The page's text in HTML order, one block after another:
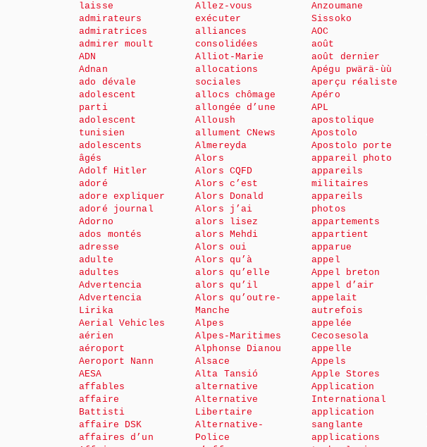
laisse
admirateurs
admiratrices
admirer moult
ADN
Adnan
ado dévale
adolescent
parti
adolescent
tunisien
adolescents
âgés
Adolf Hitler
adoré
adore expliquer
adoré journal
Adorno
ados montés
adresse
adulte
adultes
Advertencia
Advertencia
Lirika
Aerial Vehicles
aérien
aéroport
Aeroport Nann
AESA
affables
affaire
Battisti
affaire DSK
affaires d’un
Allez-vous
exécuter
alliances
consolidées
Alliot-Marie
allocations
sociales
allocs chômage
allongée d’une
Alloush
allument CNews
Almereyda
Alors
Alors CQFD
Alors c’est
Alors Donald
Alors j’ai
alors lisez
alors Mehdi
Alors oui
Alors qu’à
alors qu’elle
alors qu’il
Alors qu’outre-
Manche
Alpes
Alpes-Maritimes
Alphonse Dianou
Alsace
Alta Tansió
alternative
Alternative
Libertaire
Alternative-
Police
Anzoumane
Sissoko
AOC
août
août dernier
Apégu pwärä-ùù
aperçu réaliste
Apéro
APL
apostolique
Apostolo
Apostolo porte
appareil photo
appareils
militaires
appareils
photos
appartements
appartient
apparue
appel
Appel breton
appel d’air
appelait
autrefois
appelée
Cecosesola
appelle
Appels
Apple Stores
Application
International
application
sanglante
applications